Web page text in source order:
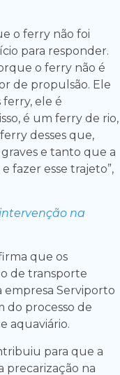
o ferry não foi
para responder.
o ferry não é
de propulsão. Ele
ele é
é um ferry de rio,
desses que,
e tanto que a
fazer esse trajeto”,
na
que os
de transporte
Serviporto
do processo de
aquaviário.
para que a
precarização na